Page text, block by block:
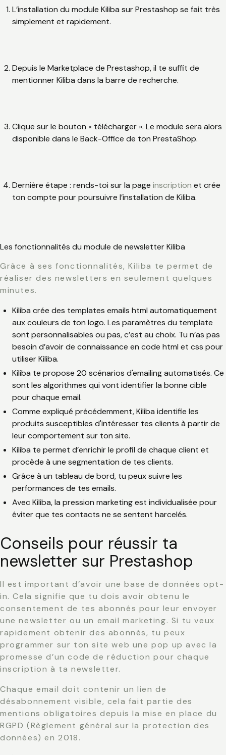
L’installation du module Kiliba sur Prestashop se fait très
simplement et rapidement.
Depuis le Marketplace de Prestashop, il te suffit de
mentionner Kiliba dans la barre de recherche.
Clique sur le bouton « télécharger ». Le module sera alors
disponible dans le Back-Office de ton PrestaShop.
Dernière étape : rends-toi sur la page inscription et crée
ton compte pour poursuivre l’installation de Kiliba.
Les fonctionnalités du module de newsletter Kiliba
Grâce à ses fonctionnalités, Kiliba te permet de
réaliser des newsletters en seulement quelques
minutes.
Kiliba crée des templates emails html automatiquement
aux couleurs de ton logo. Les paramètres du template
sont personnalisables ou pas, c’est au choix. Tu n’as pas
besoin d’avoir de connaissance en code html et css pour
utiliser Kiliba.
Kiliba te propose 20 scénarios d'emailing automatisés. Ce
sont les algorithmes qui vont identifier la bonne cible
pour chaque email.
Comme expliqué précédemment, Kiliba identifie les
produits susceptibles d'intéresser tes clients à partir de
leur comportement sur ton site.
Kiliba te permet d’enrichir le profil de chaque client et
procède à une segmentation de tes clients.
Grâce à un tableau de bord, tu peux suivre les
performances de tes emails.
Avec Kiliba, la pression marketing est individualisée pour
éviter que tes contacts ne se sentent harcelés.
Conseils pour réussir ta
newsletter sur Prestashop
Il est important d’avoir une base de données opt-
in. Cela signifie que tu dois avoir obtenu le
consentement de tes abonnés pour leur envoyer
une newsletter ou un email marketing. Si tu veux
rapidement obtenir des abonnés, tu peux
programmer sur ton site web une pop up avec la
promesse d’un code de réduction pour chaque
inscription à ta newsletter.
Chaque email doit contenir un lien de
désabonnement visible, cela fait partie des
mentions obligatoires depuis la mise en place du
RGPD (Règlement général sur la protection des
données) en 2018.